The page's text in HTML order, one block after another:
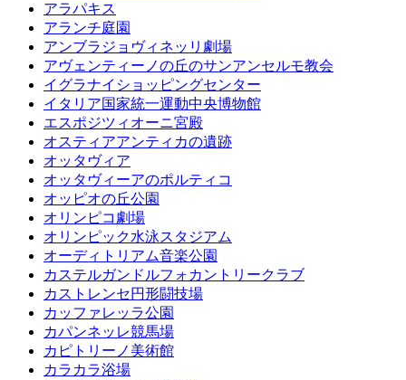
アラパキス
アランチ庭園
アンブラジョヴィネッリ劇場
アヴェンティーノの丘のサンアンセルモ教会
イグラナイショッピングセンター
イタリア国家統一運動中央博物館
エスポジツィオーニ宮殿
オスティアアンティカの遺跡
オッタヴィア
オッタヴィーアのポルティコ
オッピオの丘公園
オリンピコ劇場
オリンピック水泳スタジアム
オーディトリアム音楽公園
カステルガンドルフォカントリークラブ
カストレンセ円形闘技場
カッファレッラ公園
カパンネッレ競馬場
カピトリーノ美術館
カラカラ浴場